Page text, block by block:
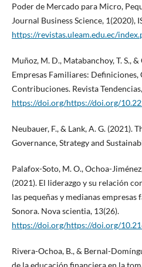
Poder de Mercado para Micro,
Journal Business Science, 1(2020),
https://revistas.uleam.edu.ec/
Muñoz, M. D., Matabanchoy, T. S.,
Empresas Familiares:
Contribuciones. Revista
https://doi.org/https://doi.org/
Neubauer, F., & Lank, A. G. (2021).
Governance, Strategy and
Palafox-Soto, M. O., Ochoa-
(2021). El liderazgo y su relación
las pequeñas y medianas
Sonora. Nova scientia, 13(26).
https://doi.org/https://doi.org/
Rivera-Ochoa, B., & Bernal-
de la educación financiera en la